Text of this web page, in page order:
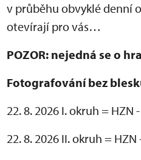
v průběhu obvyklé denní
otevírají pro vás…
POZOR: nejedná se o
Fotografování bez
22. 8. 2026 I. okruh = HZN
22. 8. 2026 II. okruh =